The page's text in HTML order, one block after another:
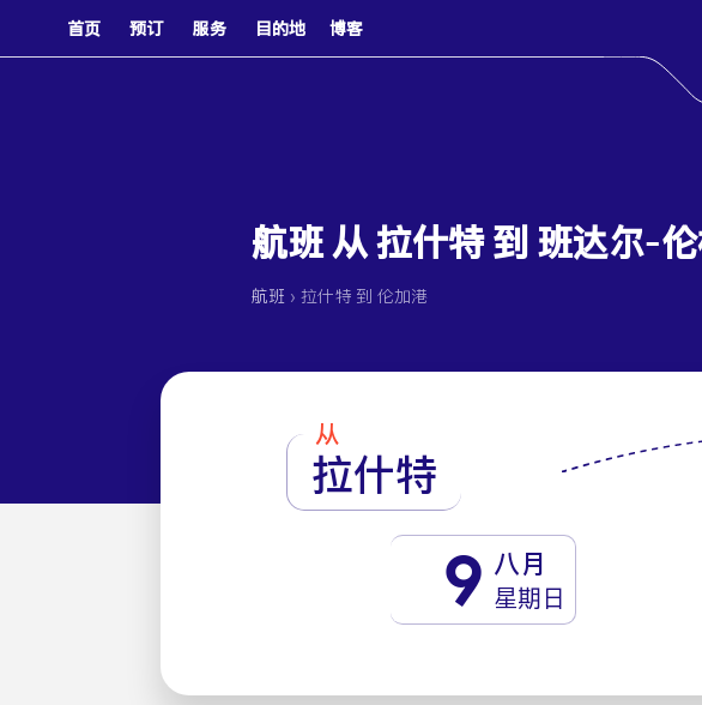
首页 预订 服务 目的地 博客
航班 从 拉什特 到 班达尔-
航班 › 拉什特 到 伦加港
从
拉什特
9 八月
星期日